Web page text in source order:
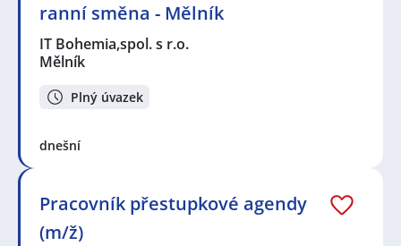
ranní směna - Mělník
IT Bohemia,spol. s r.o.
Mělník
Plný úvazek
dnešní
Pracovník přestupkové agendy
(m/ž)